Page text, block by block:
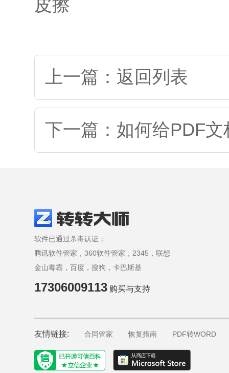
上一篇：返回列表
下一篇：如何给PDF
软件已通过杀毒认证：
腾讯软件管家，360软件管家，2345，联想
金山毒霸，百度，搜狗，卡巴斯基
17306009113购买与支持
友情链接: 合同管家 恢复指南 PDF转WORD